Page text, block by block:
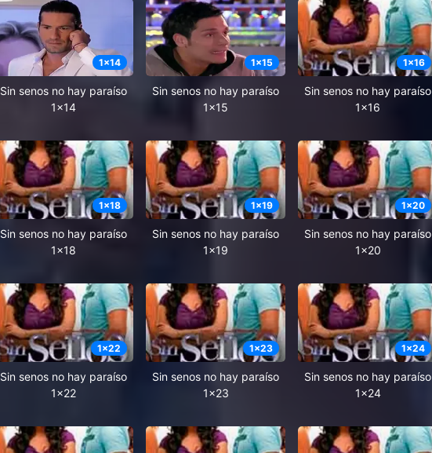
1x14
Sin senos no hay paraíso
1x14
1x15
Sin senos no hay paraíso
1x15
1x16
Sin senos no hay paraíso
1x16
1x18
Sin senos no hay paraíso
1x18
1x19
Sin senos no hay paraíso
1x19
1x20
Sin senos no hay paraíso
1x20
1x22
Sin senos no hay paraíso
1x22
1x23
Sin senos no hay paraíso
1x23
1x24
Sin senos no hay paraíso
1x24